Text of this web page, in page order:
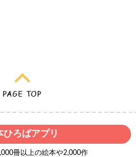
ひろばアプリ
冊以上の絵本や2,000作